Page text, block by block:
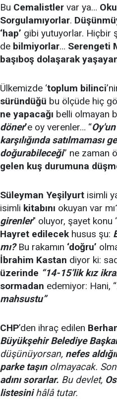
Bu Cemalistler var ya…
Sorgulamıyorlar.
‘hap’ gibi yutuyorlar. Hiçbir
de bilmiyorlar… Serengeti
başıboş dolaşarak
Ülkemizde ‘toplum bilinci
süründüğü bu ölçüde hiç
ne yapacağı belli olmayan
döner’e oy verenler… “
karşılığında
doğurabileceği” ne zaman
gelen kuş durumuna
Süleyman Yeşilyurt isimli
isimli kitabını okuyan var
girenler" oluyor, şayet konu ‘
Hayret edilecek husus şu:
mı?Bu rakamın ‘doğru’
İbrahim Kastan diyor ki:
üzerinde “14-15’lik kız
sormadan edemiyor: Hani, “
mahsustu”
CHP’den ihraç edilen
Büyükşehir Belediye
düşünüyorsan, nefes
parke taşınolmayacak.
adını sorarlar. Bu devlet,
listesinihâlâ tutar.